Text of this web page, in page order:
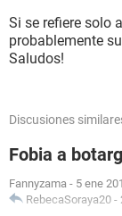
Si se refiere solo
probablemente
Saludos!
Discusiones
Fobia a
Fannyzama - 5 ene
RebecaSoraya20 -